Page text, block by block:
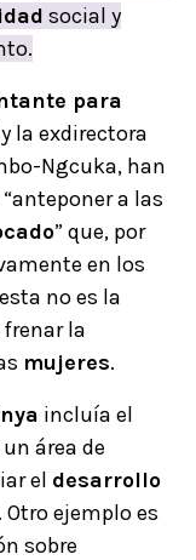
social y
para
y la exdirectora
Ngcuka, han
a las
” que, por
en los
no es la
la
mujeres.
incluía el
área de
el desarrollo
. Otro ejemplo es
sobre